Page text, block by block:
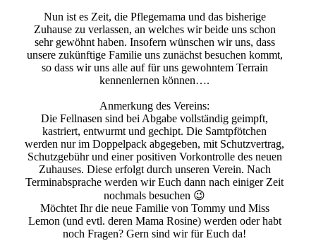
Nun ist es Zeit, die Pflegemama und das bisherige
Zuhause zu verlassen, an welches wir beide uns schon
sehr gewöhnt haben. Insofern wünschen wir uns, dass
unsere zukünftige Familie uns zunächst besuchen kommt,
so dass wir uns alle auf für uns gewohntem Terrain
kennenlernen können….
Anmerkung des Vereins:
Die Fellnasen sind bei Abgabe vollständig geimpft,
kastriert, entwurmt und gechipt. Die Samtpfötchen
werden nur im Doppelpack abgegeben, mit Schutzvertrag,
Schutzgebühr und einer positiven Vorkontrolle des neuen
Zuhauses. Diese erfolgt durch unseren Verein. Nach
Terminabsprache werden wir Euch dann nach einiger Zeit
nochmals besuchen 😉
Möchtet Ihr die neue Familie von Tommy und Miss
Lemon (und evtl. deren Mama Rosine) werden oder habt
noch Fragen? Gern sind wir für Euch da!